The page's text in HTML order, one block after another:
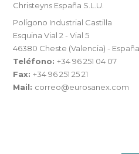
Christeyns España S.L.U.
Polígono Industrial Castilla
Esquina Vial 2 - Vial 5
46380 Cheste (Valencia) - España
Teléfono:+34 96 251 04 07
Fax:+34 96 251 25 21
Mail: correo@eurosanex.com